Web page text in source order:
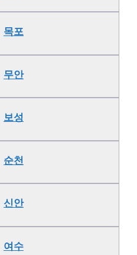
목포
무안
보성
순천
신안
여수